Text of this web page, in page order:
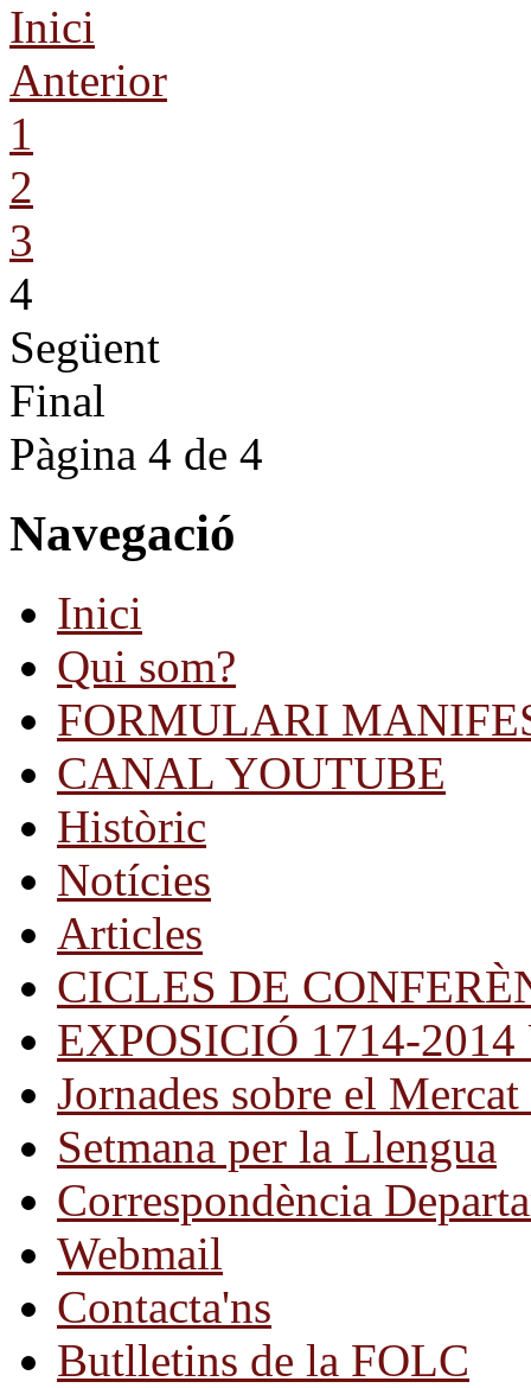
Inici
Anterior
1
2
3
4
Següent
Final
Pàgina 4 de 4
Navegació
Inici
Qui som?
FORMULARI
CANAL YOUTUBE
Històric
Notícies
Articles
CICLES DE
EXPOSICIÓ 1714-
Jornades sobre el
Setmana per la Llengua
Correspondència
Webmail
Contacta'ns
Butlletins de la FOLC